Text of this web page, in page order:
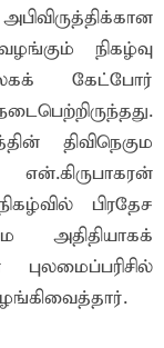
நிகழ்வு
கேட்போர்
திவிநெகும
பிரதேச
அதிதியாகக்